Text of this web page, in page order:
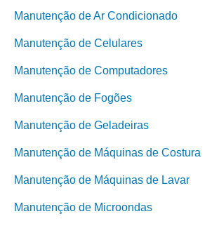
Manutenção de Ar Condicionado
Manutenção de Celulares
Manutenção de Computadores
Manutenção de Fogões
Manutenção de Geladeiras
Manutenção de Máquinas de Costura
Manutenção de Máquinas de Lavar
Manutenção de Microondas